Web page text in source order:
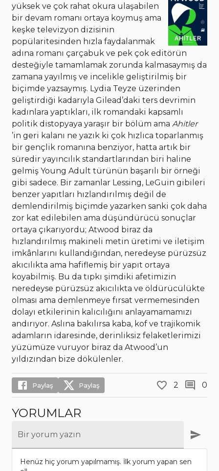
yüksek ve çok rahat okura ulaşabilen
bir devam romanı ortaya koymuş ama
keşke televizyon dizisinin
popülaritesinden hızla faydalanmak
adına romanı çarçabuk ve pek çok editörün
desteğiyle tamamlamak zorunda kalmasaymış da
zamana yayılmış ve incelikle geliştirilmiş bir
biçimde yazsaymış. Lydia Teyze üzerinden
geliştirdiği kadarıyla Gilead’daki ters devrimin
kadınlara yaptıkları, ilk romandaki kapsamlı
politik distopyaya yaraşır bir bölüm ama Ahitler
’in geri kalanı ne yazık ki çok hızlıca toparlanmış
bir gençlik romanına benziyor, hatta artık bir
süredir yayıncılık standartlarından biri haline
gelmiş Young Adult türünün başarılı bir örneği
gibi sadece. Bir zamanlar Lessing, LeGuin gibileri
benzer yapıtları hızlandırılmış değil de
demlendirilmiş biçimde yazarken sanki çok daha
zor kat edilebilen ama düşündürücü sonuçlar
ortaya çıkarıyordu; Atwood biraz da
hızlandırılmış makineli metin üretimi ve iletişim
imkânlarını kullandığından, neredeyse pürüzsüz
akıcılıkta ama hafiflemiş bir yapıt ortaya
koyabilmiş. Bu da tıpkı şimdiki afetimizin
neredeyse pürüzsüz akıcılıkta ve öldürücülükte
olması ama demlenmeye fırsat vermemesinden
dolayı etkilerinin kalıcılığını anlayamamamızı
andırıyor. Aslına bakılırsa kaba, kof ve trajikomik
adamların idaresinde, derinliksiz felaketlerimizi
yüzümüze vuruyor biraz da Atwood’un
yıldızından bize dökülenler.
Paylaş Paylaş 2 0
YORUMLAR
Bir yorum yazın
Henüz hiç yorum yapılmamış. İlk yorum yapan sen